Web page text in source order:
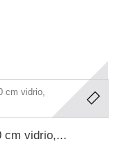
cm vidrio,...